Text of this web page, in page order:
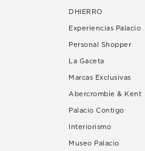
DHIERRO
Experiencias Palacio
Personal Shopper
La Gaceta
Marcas Exclusivas
Abercrombie & Kent
Palacio Contigo
Interiorismo
Museo Palacio